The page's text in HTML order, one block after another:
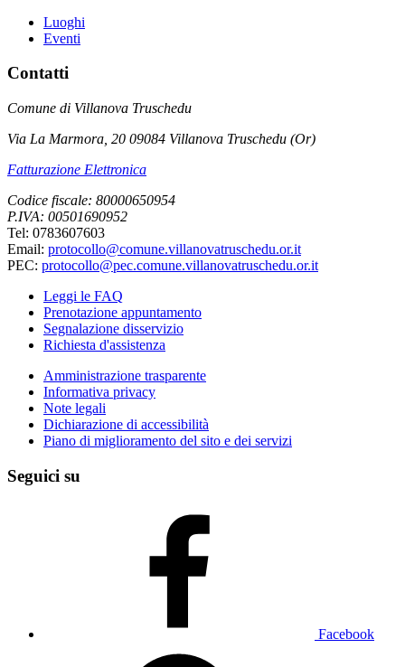
Luoghi
Eventi
Contatti
Comune di Villanova Truschedu
Via La Marmora, 20 09084 Villanova Truschedu (Or)
Fatturazione Elettronica
Codice fiscale: 80000650954
P.IVA: 00501690952
Tel: 0783607603
Email: protocollo@comune.villanovatruschedu.or.it
PEC: protocollo@pec.comune.villanovatruschedu.or.it
Leggi le FAQ
Prenotazione appuntamento
Segnalazione disservizio
Richiesta d'assistenza
Amministrazione trasparente
Informativa privacy
Note legali
Dichiarazione di accessibilità
Piano di miglioramento del sito e dei servizi
Seguici su
Facebook